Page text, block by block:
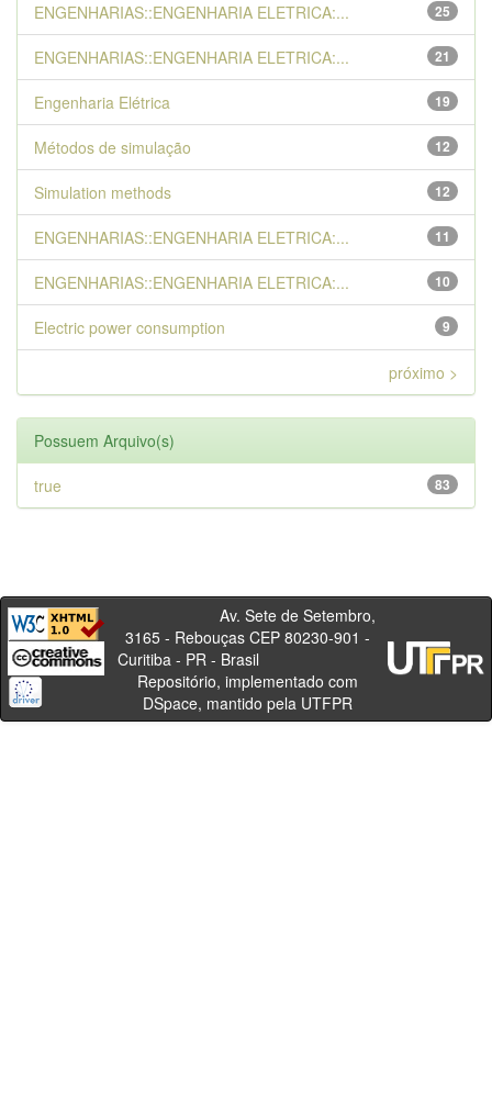
25
ENGENHARIAS::ENGENHARIA ELETRICA:...
21
ENGENHARIAS::ENGENHARIA ELETRICA:...
19
Engenharia Elétrica
12
Métodos de simulação
12
Simulation methods
11
ENGENHARIAS::ENGENHARIA ELETRICA:...
10
ENGENHARIAS::ENGENHARIA ELETRICA:...
9
Electric power consumption
próximo >
Possuem Arquivo(s)
83
true
Av. Sete de Setembro,
3165 - Rebouças CEP 80230-901 -
Curitiba - PR - Brasil
Repositório, implementado com
DSpace, mantido pela UTFPR